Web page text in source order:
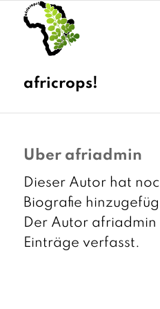
Über afriadmin
Dieser Autor hat
Biografie
Der Autor afriadmin
Einträge verfasst.